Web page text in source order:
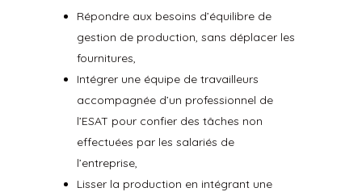
Répondre aux besoins d’équilibre de
gestion de production, sans déplacer les
fournitures,
Intégrer une équipe de travailleurs
accompagnée d’un professionnel de
l’ESAT pour confier des tâches non
effectuées par les salariés de
l’entreprise,
Lisser la production en intégrant une